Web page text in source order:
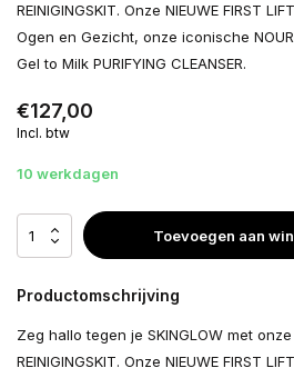
REINIGINGSKIT. Onze NIEUWE FIRST
Ogen en Gezicht, onze iconische
Gel to Milk PURIFYING CLEANSER.
€127,00
Incl. btw
10 werkdagen
Toevoegen aan
Productomschrijving
Zeg hallo tegen je SKINGLOW met onze
REINIGINGSKIT. Onze NIEUWE FIRST